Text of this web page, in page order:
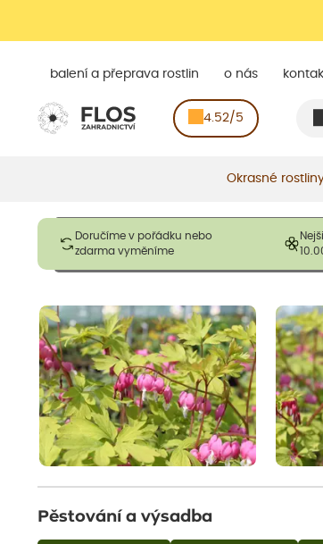
balení a přeprava rostlin o nás
4.52/5
Okrasné
Doručíme v pořádku nebo
zdarma vyměníme
Obrázky slouží pouze pro ilustrační účely a
opadavé rostliny dodávány v dormantním
Pěstování a výsadba